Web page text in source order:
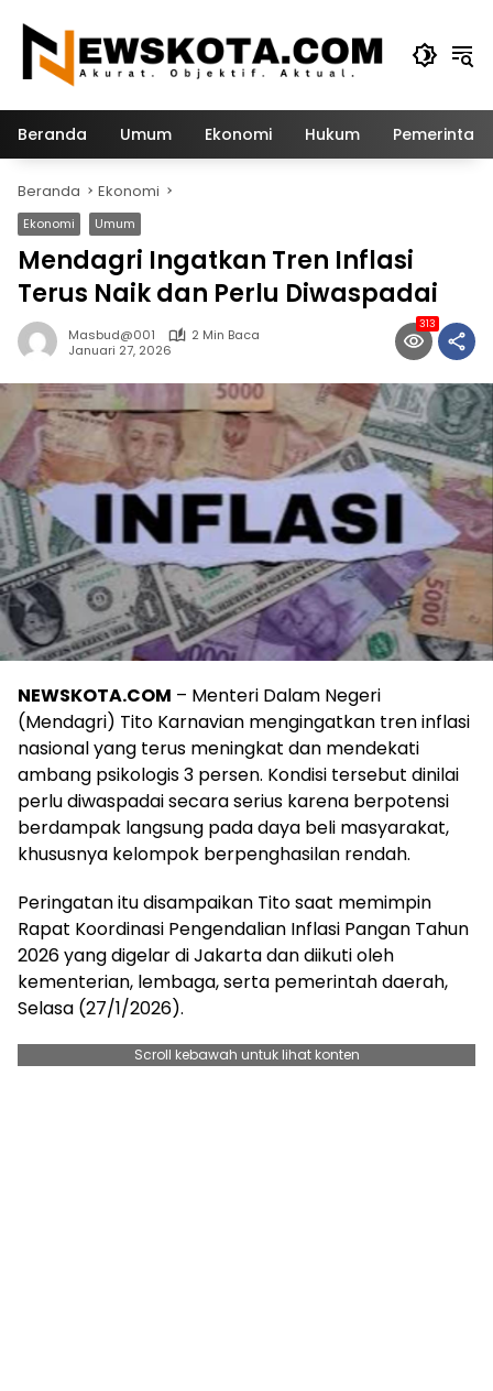
konten
Beranda Umum Ekonomi Hukum
Beranda Ekonomi
Ekonomi Umum
Mendagri Ingatkan Tren Inflasi
Terus Naik dan Perlu Diwaspadai
Masbud@001
2 Min Baca
Januari 27, 2026
313
NEWSKOTA.COM – Menteri Dalam Negeri
(Mendagri) Tito Karnavian mengingatkan tren inflasi
nasional yang terus meningkat dan mendekati
ambang psikologis 3 persen. Kondisi tersebut dinilai
perlu diwaspadai secara serius karena berpotensi
berdampak langsung pada daya beli masyarakat,
khususnya kelompok berpenghasilan rendah.
Peringatan itu disampaikan Tito saat memimpin
Rapat Koordinasi Pengendalian Inflasi Pangan Tahun
2026 yang digelar di Jakarta dan diikuti oleh
kementerian, lembaga, serta pemerintah daerah,
Selasa (27/1/2026).
Scroll kebawah untuk lihat konten